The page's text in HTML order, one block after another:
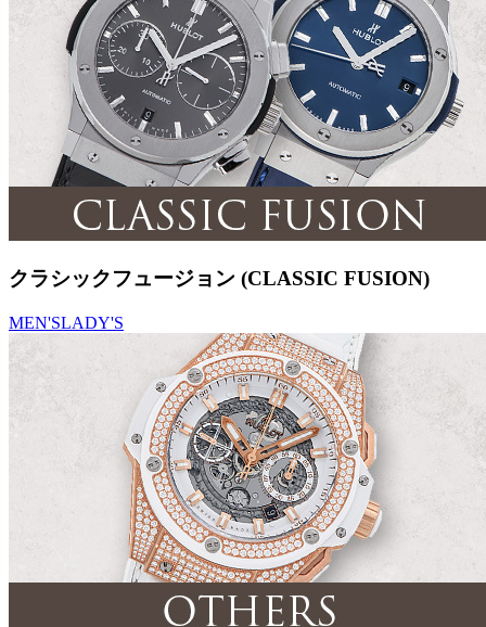
クラシックフュージョン (CLASSIC FUSION)
MEN'SLADY'S